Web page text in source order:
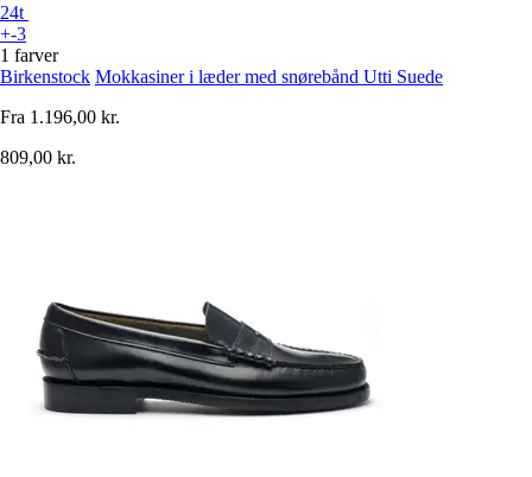
24t
+-3
1 farver
Birkenstock Mokkasiner i læder med snørebånd Utti Suede
Fra 1.196,00 kr.
809,00 kr.